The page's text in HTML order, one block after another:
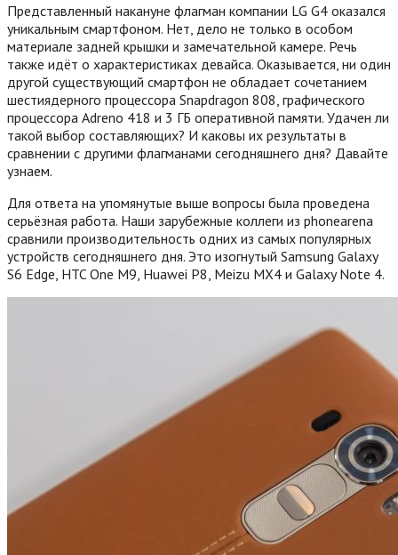
Представленный накануне флагман компании LG G4 оказался
уникальным смартфоном. Нет, дело не только в особом
материале задней крышки и замечательной камере. Речь
также идёт о характеристиках девайса. Оказывается, ни один
другой существующий смартфон не обладает сочетанием
шестиядерного процессора Snapdragon 808, графического
процессора Adreno 418 и 3 ГБ оперативной памяти. Удачен ли
такой выбор составляющих? И каковы их результаты в
сравнении с другими флагманами сегодняшнего дня? Давайте
узнаем.
Для ответа на упомянутые выше вопросы была проведена
серьёзная работа. Наши зарубежные коллеги из phonearena
сравнили производительность одних из самых популярных
устройств сегодняшнего дня. Это изогнутый Samsung Galaxy
S6 Edge, HTC One M9, Huawei P8, Meizu MX4 и Galaxy Note 4.